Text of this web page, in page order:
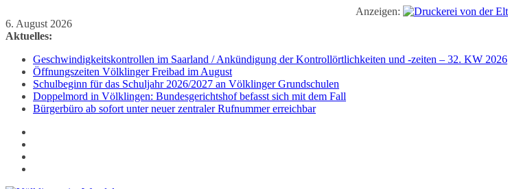
Anzeigen:
Zum
Inhalt
6. August 2026
Aktuelles:
Geschwindigkeitskontrollen im Saarland / Ankündigung der Kontrollörtlichkeiten und -zeiten – 32. KW 2026
Öffnungszeiten Völklinger Freibad im August
Schulbeginn für das Schuljahr 2026/2027 an Völklinger Grundschulen
Doppelmord in Völklingen: Bundesgerichtshof befasst sich mit dem Fall
Bürgerbüro ab sofort unter neuer zentraler Rufnummer erreichbar